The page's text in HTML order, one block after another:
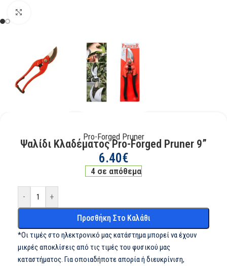
Pro-Forged Pruner
Ψαλίδι Κλαδέματος Pro-Forged Pruner 9”
6.40€
4 σε απόθεμα
- +
Προσθήκη Στο Καλάθι
*Οι τιμές στο ηλεκτρονικό μας κατάστημα μπορεί να έχουν
μικρές αποκλίσεις από τις τιμές του φυσικού μας
καταστήματος. Για οποιαδήποτε απορία ή διευκρίνιση,